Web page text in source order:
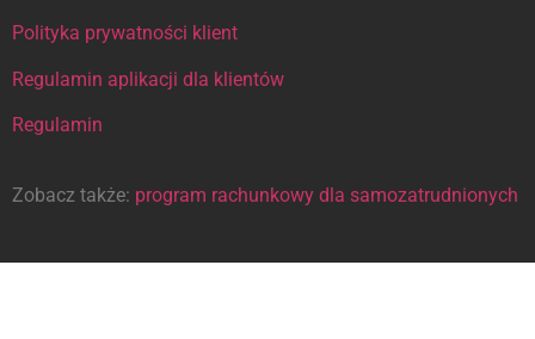
Polityka prywatności klient
Regulamin aplikacji dla klientów
Regulamin
Zobacz także: program rachunkowy dla samozatrudnionych